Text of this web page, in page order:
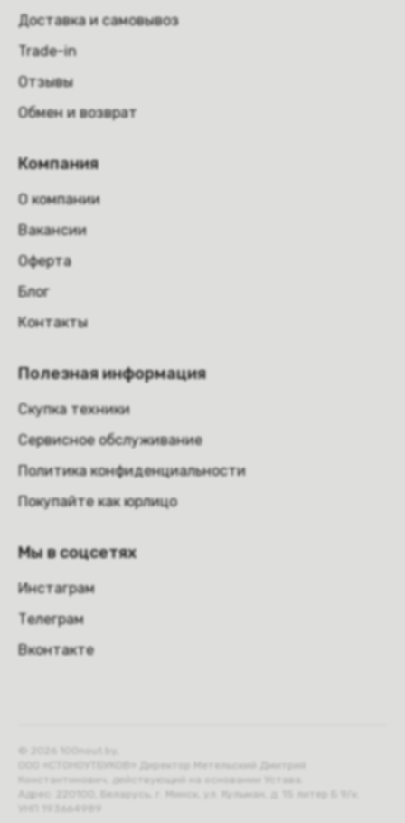
Доставка и самовывоз
Trade-in
Отзывы
Обмен и возврат
Компания
О компании
Вакансии
Оферта
Блог
Контакты
Полезная информация
Скупка техники
Сервисное обслуживание
Политика конфиденциальности
Покупайте как юрлицо
Мы в соцсетях
Инстаграм
Телеграм
Вконтакте
ООО «СТОНОУТБУКОВ» Директор Метельский Дмитрий
Константинович, действующий на основании Устава.
Адрес: 220100, Беларусь, г. Минск, ул. Кульман, д. 15 литер Б 9/к.